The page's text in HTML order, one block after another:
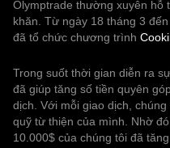
Olymptrade thường xuyên
khăn. Từ ngày 18 tháng 3
đã tổ chức chương trình
Trong suốt thời gian diễn ra
đã giúp tăng số tiền quyên
dịch. Với mỗi giao dịch,
quỹ từ thiện của mình. Nhờ
10.000$ của chúng tôi đã